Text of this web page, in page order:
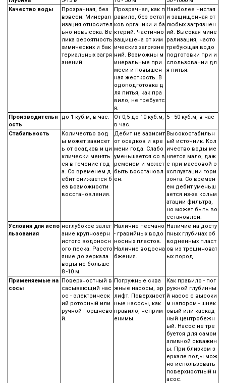
Качество воды
Прозрачная, без
взвеси. Минерал
изация относител
ьно невысока. Ве
лика вероятность
химических и бак
териальных загря
знений.
Прозрачная, как п
равило, без остат
ков органики и ба
ктерий. Частично
защищена от хим
ических загрязне
ний. Возможны м
инеральные при
меси и повышен
ная жесткость. В
одоподготовка д
ля питья, как пра
вило, не требуетс
я.
Наиболее чистая
и защищенная от
любых загрязнен
ий. Высокая мине
рализация, часто
требующая водо
подготовки при и
спользовании дл
я питья.
Производительн
ость
до 1 куб.м, в час.
От 0,5 до 10 куб.м,
в час.
5 - 50 куб.м, в час
Стабильность
Количество вод
ы может зависет
ь от осадков и ци
клически менять
ся в течение год
а. Со временем д
ебит снижается б
ез возможности
восстановления.
Дебит не зависит
от осадков и вре
мени года. Слабо
уменьшается со в
ременем и может
быть восстановл
ен.
Высокостабильн
ый источник. Кол
ичество воды ме
няется мало, даж
е при массовой э
ксплуатации гори
зонта. Со времен
ем дебит уменьш
ается из-за кольм
атации фильтра,
но может быть во
сстановлен.
Условия для испо
льзования
неглубокое залег
ание крупнозерн
истого водоносн
ого песка. Рассто
яние до зеркала
воды не больше
8 -10 м.
Наличие песчано
- гравийных водо
носных пластов.
Наличие водосна
бжения.
Наличие на досту
пных глубинах об
водненных пласт
ов из трещиноват
ых пород.
Применяемые на
сосы
Поверхностный в
сасывающий нас
ос - электрическ
ий роторный или
ручной поршнево
й.
Погружные сква
жные насосы, эр
лифт. Поверхност
ные насосы, как
правило, неприм
енимы.
Как правило - пог
ружной глубинны
й насос с высоки
м напором - шнек
овый или каскад
ный центробежн
ый. Насос не тре
буется для самои
зливной скважин
ы. При близком з
еркале воды мож
но использовать
поверхностный н
асос.